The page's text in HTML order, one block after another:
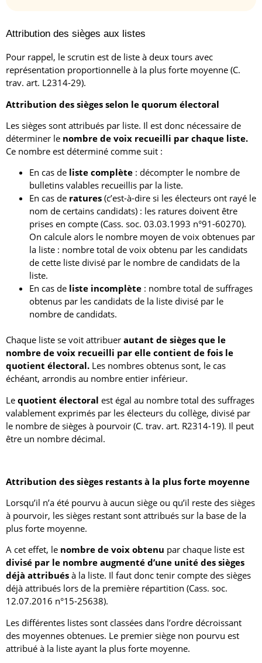
Attribution des sièges aux listes
Pour rappel, le scrutin est de liste à deux tours avec
représentation proportionnelle à la plus forte moyenne (C.
trav. art. L2314-29).
Attribution des sièges selon le quorum électoral
Les sièges sont attribués par liste. Il est donc nécessaire de
déterminer le nombre de voix recueilli par chaque liste.
Ce nombre est déterminé comme suit :
En cas de liste complète : décompter le nombre de
bulletins valables recueillis par la liste.
En cas de ratures (c’est-à-dire si les électeurs ont rayé le
nom de certains candidats) : les ratures doivent être
prises en compte (Cass. soc. 03.03.1993 n°91-60270).
On calcule alors le nombre moyen de voix obtenues par
la liste : nombre total de voix obtenu par les candidats
de cette liste divisé par le nombre de candidats de la
liste.
En cas de liste incomplète : nombre total de suffrages
obtenus par les candidats de la liste divisé par le
nombre de candidats.
Chaque liste se voit attribuer autant de sièges que le
nombre de voix recueilli par elle contient de fois le
quotient électoral. Les nombres obtenus sont, le cas
échéant, arrondis au nombre entier inférieur.
Le quotient électoral est égal au nombre total des suffrages
valablement exprimés par les électeurs du collège, divisé par
le nombre de sièges à pourvoir (C. trav. art. R2314-19). Il peut
être un nombre décimal.
Attribution des sièges restants à la plus forte moyenne
Lorsqu’il n’a été pourvu à aucun siège ou qu’il reste des sièges
à pourvoir, les sièges restant sont attribués sur la base de la
plus forte moyenne.
A cet effet, le nombre de voix obtenu par chaque liste est
divisé par le nombre augmenté d’une unité des sièges
déjà attribués à la liste. Il faut donc tenir compte des sièges
déjà attribués lors de la première répartition (Cass. soc.
12.07.2016 n°15-25638).
Les différentes listes sont classées dans l’ordre décroissant
des moyennes obtenues. Le premier siège non pourvu est
attribué à la liste ayant la plus forte moyenne.